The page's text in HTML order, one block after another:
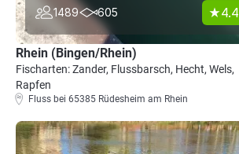
1489 605 4.4
Rhein (Bingen/Rhein)
Fischarten: Zander, Flussbarsch, Hecht, Wels,
Rapfen
Fluss bei 65385 Rüdesheim am Rhein